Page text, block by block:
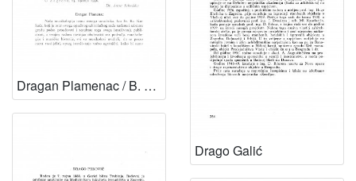
Dragan Plamenac / B. Širola
Drago Galić